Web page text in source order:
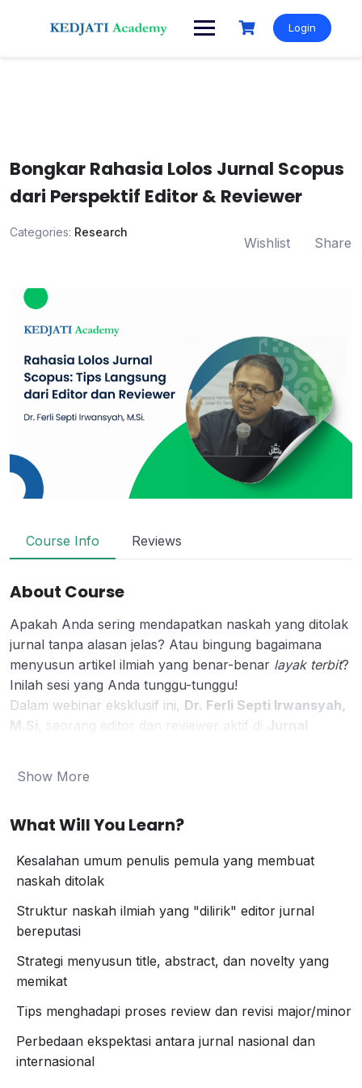
Login
Bongkar Rahasia Lolos Jurnal Scopus
dari Perspektif Editor & Reviewer
Categories: Research
Wishlist Share
Course Info Reviews
About Course
Apakah Anda sering mendapatkan naskah yang ditolak
jurnal tanpa alasan jelas? Atau bingung bagaimana
menyusun artikel ilmiah yang benar-benar layak terbit?
Inilah sesi yang Anda tunggu-tunggu!
Dalam webinar eksklusif ini, Dr. Ferli Septi Irwansyah,
M.Si , seorang editor dan reviewer aktif di
Jurnal
editor, dan trik yang jarang dibagikan secara publik
Kesalahan umum penulis pemula yang membuat
Struktur naskah ilmiah yang “dilirik” editor jurnal
bereputasi
Strategi menyusun title,abstract, dannoveltyyang
memikat
major/minor
Perbedaan ekspektasi antara jurnal nasional dan
internasional
Peneliti dan dosen yang ingin naik publikasi ke level
berikutnya
Show More
What Will You Learn?
Kesalahan umum penulis pemula yang membuat
naskah ditolak
Struktur naskah ilmiah yang "dilirik" editor jurnal
bereputasi
Strategi menyusun title, abstract, dan novelty yang
memikat
Tips menghadapi proses review dan revisi major/minor
Perbedaan ekspektasi antara jurnal nasional dan
internasional